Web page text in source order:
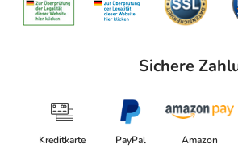
Sichere
Kreditkarte PayPal Amazon